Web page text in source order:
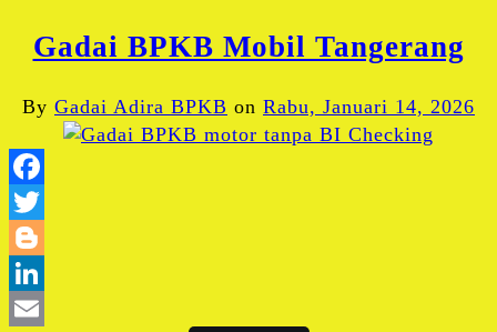
Gadai BPKB Mobil Tangerang
By Gadai Adira BPKB on Rabu, Januari 14, 2026